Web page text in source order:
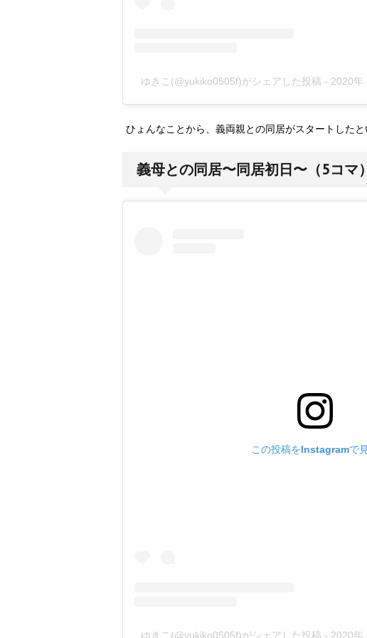
ゆきこ(@yukiko0505f)がシェアした投稿 - 2020年
ひょんなことから、義両親との同居がスタートした
義母との同居〜同居初日〜（5コマ）
この投稿をInstagramで
ゆきこ(@yukiko0505f)がシェアした投稿 - 2020年